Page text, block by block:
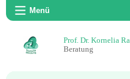
Menü
Prof. Dr. Kornelia
Beratung